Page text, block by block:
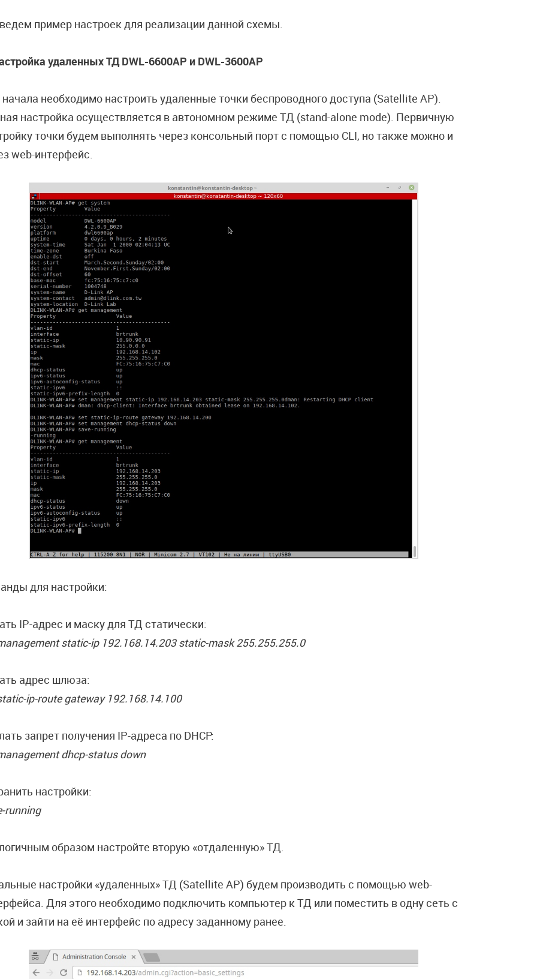
пример настроек для реализации данной схемы.
удаленных ТД DWL-6600AP и DWL-3600AP
необходимо настроить удаленные точки беспроводного доступа (Satellite AP).
настройка осуществляется в автономном режиме ТД (stand-alone mode). Первичную
точки будем выполнять через консольный порт с помощью CLI, но также можно и
web-интерфейс.
для настройки:
IP-адрес и маску для ТД статически:
static-ip 192.168.14.203 static-mask 255.255.255.0
адрес шлюза:
ip-route gateway 192.168.14.100
запрет получения IP-адреса по DHCP:
dhcp-status down
настройки:
running
образом настройте вторую «отдаленную» ТД.
настройки «удаленных» ТД (Satellite AP) будем производить с помощью web-
Для этого необходимо подключить компьютер к ТД или поместить в одну сеть с
и зайти на её интерфейс по адресу заданному ранее.